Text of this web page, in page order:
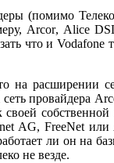
(помимо
Arcor, Alice
что иVodafone
на расширении
провайдера
AG, FreeNet или
ли он на
не везде.